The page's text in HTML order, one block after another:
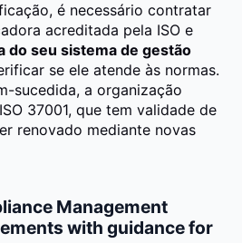
é necessário contratar
acreditada pela ISO e
do seu sistema de gestão
se ele atende às normas.
sucedida, a organização
37001, que tem validade de
renovado mediante novas
Management
with guidance for